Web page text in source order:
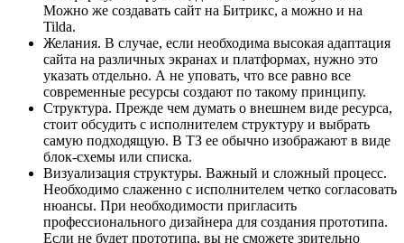
Можно же создавать сайт на Битрикс, а можно и на
Tilda.
Желания. В случае, если необходима высокая адаптация
сайта на различных экранах и платформах, нужно это
указать отдельно. А не уповать, что все равно все
современные ресурсы создают по такому принципу.
Структура. Прежде чем думать о внешнем виде ресурса,
стоит обсудить с исполнителем структуру и выбрать
самую подходящую. В ТЗ ее обычно изображают в виде
блок-схемы или списка.
Визуализация структуры. Важный и сложный процесс.
Необходимо слаженно с исполнителем четко согласовать
нюансы. При необходимости пригласить
профессионального дизайнера для создания прототипа.
Если не будет прототипа, вы не сможете зрительно